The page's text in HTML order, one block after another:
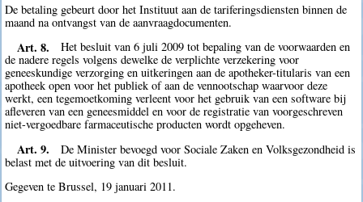
De betaling gebeurt door het Instituut aan de tariferingsdiensten binnen de
maand na ontvangst van de aanvraagdocumenten.
Art. 8.
Het besluit van 6 juli 2009 tot bepaling van de voorwaarden en
de nadere regels volgens dewelke de verplichte verzekering voor
geneeskundige verzorging en uitkeringen aan de apotheker-titularis van een
apotheek open voor het publiek of aan de vennootschap waarvoor deze
werkt, een tegemoetkoming verleent voor het gebruik van een software bij
afleveren van een geneesmiddel en voor de registratie van voorgeschreven
niet-vergoedbare farmaceutische producten wordt opgeheven.
Art. 9.
De Minister bevoegd voor Sociale Zaken en Volksgezondheid is
belast met de uitvoering van dit besluit.
Gegeven te Brussel, 19 januari 2011.